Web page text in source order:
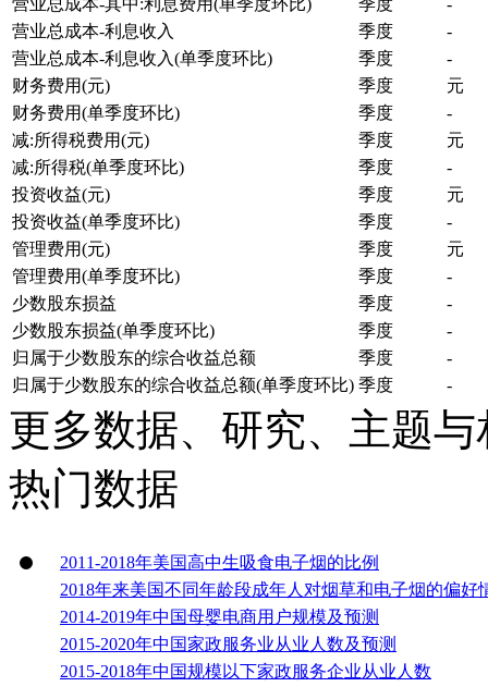
营业总成本-其中:利息费用(单季度环比)
季度
-
营业总成本-利息收入
季度
-
营业总成本-利息收入(单季度环比)
季度
-
财务费用(元)
季度
元
财务费用(单季度环比)
季度
-
减:所得税费用(元)
季度
元
减:所得税(单季度环比)
季度
-
投资收益(元)
季度
元
投资收益(单季度环比)
季度
-
管理费用(元)
季度
元
管理费用(单季度环比)
季度
-
少数股东损益
季度
-
少数股东损益(单季度环比)
季度
-
归属于少数股东的综合收益总额
季度
-
归属于少数股东的综合收益总额(单季度环比) 季度 -
更多数据、研究、主题
热门数据
2011-2018年美国高中生吸食电子烟的比例
2018年来美国不同年龄段成年人对烟草和电子烟的偏好
2014-2019年中国母婴电商用户规模及预测
2015-2020年中国家政服务业从业人数及预测
2015-2018年中国规模以下家政服务企业从业人数